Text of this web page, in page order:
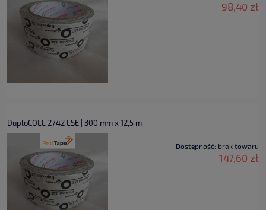
98,40 zł
DuploCOLL 2742 LSE | 300 mm x 12,5 m
Dostępność: brak towaru
147,60 zł